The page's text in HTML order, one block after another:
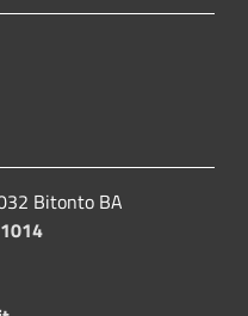
Bitonto BA